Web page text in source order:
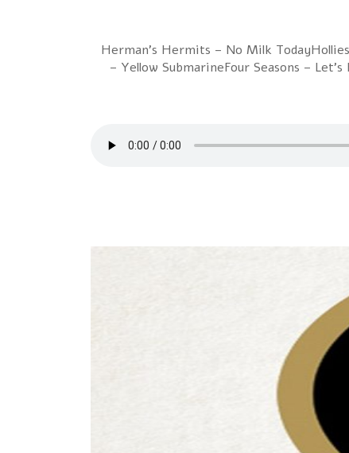
1 Herman's Hermits – No Milk
– Yellow SubmarineFour Seasons –